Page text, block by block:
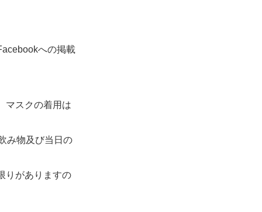
への掲載
マスクの着用は
み物及び当日の
りがありますの